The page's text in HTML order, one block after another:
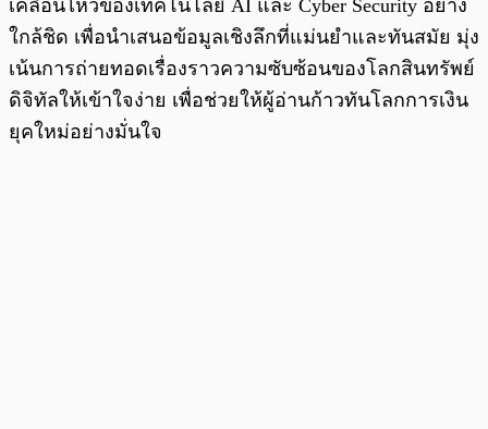
เคลื่อนไหวของเทคโนโลยี AI และ Cyber Security อย่าง
ใกล้ชิด เพื่อนำเสนอข้อมูลเชิงลึกที่แม่นยำและทันสมัย มุ่ง
เน้นการถ่ายทอดเรื่องราวความซับซ้อนของโลกสินทรัพย์
ดิจิทัลให้เข้าใจง่าย เพื่อช่วยให้ผู้อ่านก้าวทันโลกการเงิน
ยุคใหม่อย่างมั่นใจ